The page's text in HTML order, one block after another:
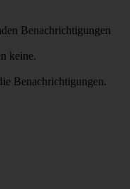
Benachrichtigungen
keine.
Benachrichtigungen.